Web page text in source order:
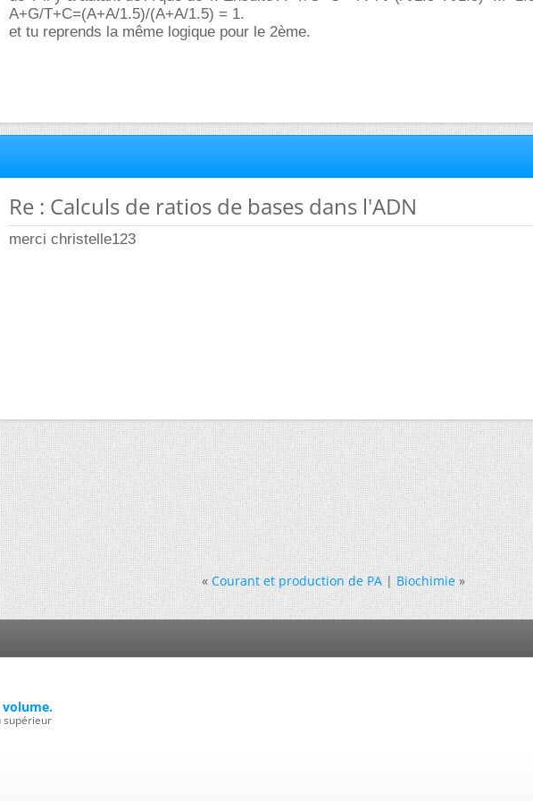
A+G/T+C=(A+A/1.5)/(A+A/1.5) = 1.
et tu reprends la même logique pour le 2ème.
Re : Calculs de ratios de bases dans l'ADN
merci christelle123
« Courant et production de PA|Biochimie »
volume.
supérieur